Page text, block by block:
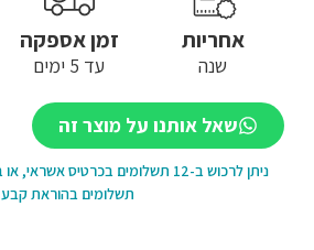
אחריות
שנה
זמן אספקה
עד 5 ימים
שאל אותנו על מוצר זה
תשלומים בהוראת קבע